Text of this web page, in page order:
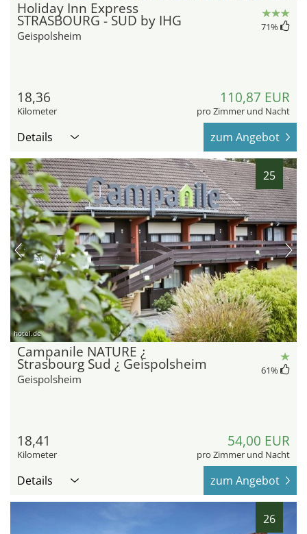
Holiday Inn Express
STRASBOURG - SUD by IHG
Geispolsheim
71%
18,36
Kilometer
110,87 EUR
pro Zimmer und Nacht
Details zum Angebot
25
hotel.de
Campanile NATURE ¿
Strasbourg Sud ¿ Geispolsheim
Geispolsheim
61%
18,41
Kilometer
54,00 EUR
pro Zimmer und Nacht
Details zum Angebot
26